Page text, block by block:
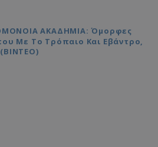
ΑΚΑΔΗΜΙΑ: Όμορφες
Με Το Τρόπαιο Και Εβάντρο,